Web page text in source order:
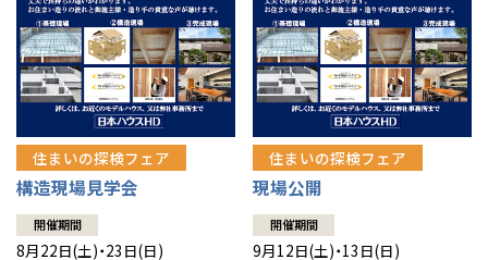
住まいの探検フェア
構造現場見学会
開催期間
8月22日(土)・23日(日)
住まいの探検フェア
現場公開
開催期間
9月12日(土)・13日(日)